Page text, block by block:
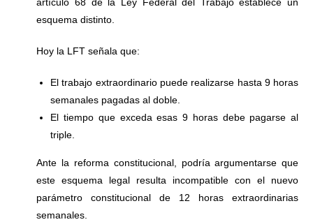
esquema distinto.
Hoy la LFT señala que:
El trabajo extraordinario puede realizarse hasta 9 horas
semanales pagadas al doble.
El tiempo que exceda esas 9 horas debe pagarse al
triple.
Ante la reforma constitucional, podría argumentarse que
este esquema legal resulta incompatible con el nuevo
parámetro constitucional de 12 horas extraordinarias
semanales.